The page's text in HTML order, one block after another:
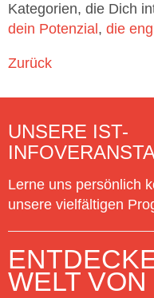
Kategorien, die Dich
dein Potenzial
die
Zurück
UNSERE IST-
Lerne uns persönlich
unsere vielfältigen
WELT VON